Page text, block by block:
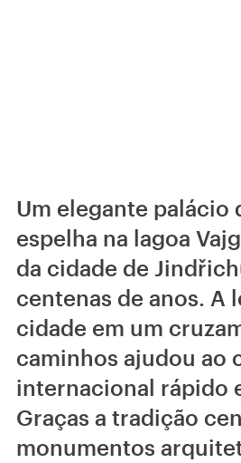
Um elegante palácio
espelha na lagoa
da cidade de
centenas de anos. A
cidade em um
caminhos ajudou ao
internacional rápido
Graças a tradição
monumentos